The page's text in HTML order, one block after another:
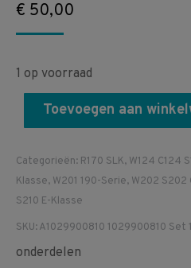
€ 50,00
1 op voorraad
Toevoegen aan
Categorieën: R170 SLK, W124 C124
Klasse, W201 190-Serie, W202 S202
S210 E-Klasse
SKU:A1029900810 1029900810 Set
onderdelen